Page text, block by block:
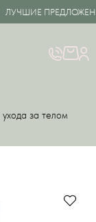
ПРЕДЛОЖЕНИЯ
за телом